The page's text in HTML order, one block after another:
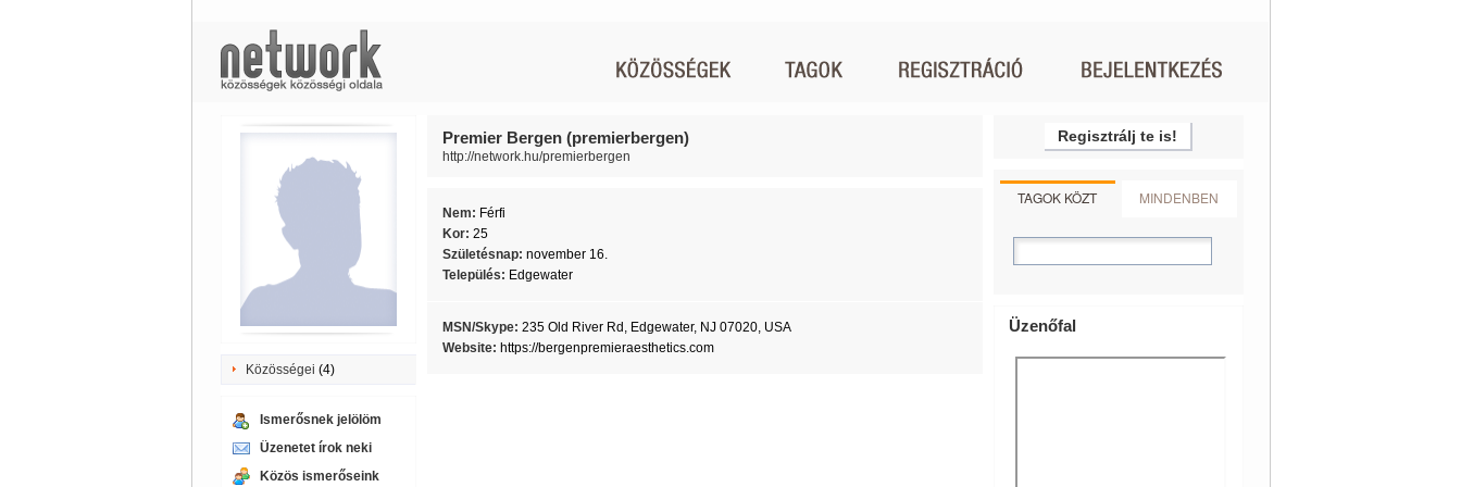
Közösségei (4)
Ismerősnek jelölöm
Üzenetet írok neki
Közös ismerőseink
Premier Bergen (premierbergen)
http://network.hu/premierbergen
Nem: Férfi
Kor: 25
Születésnap: november 16.
Település: Edgewater
MSN/Skype: 235 Old River Rd, Edgewater, NJ 07020, USA
Website: https://bergenpremieraesthetics.com
Regisztrálj te is!
TAGOK KÖZT MINDENBEN
Üzenőfal